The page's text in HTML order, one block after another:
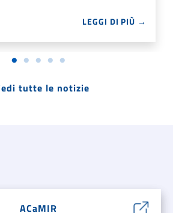
LEGGI DI PIÙ →
tutte le notizie
ACaMIR